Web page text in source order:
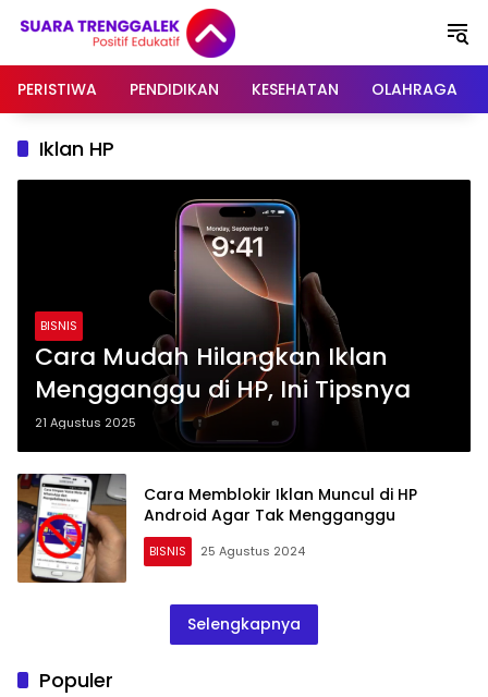
PERISTIWA
PENDIDIKAN KESEHATAN OLAHRAGA
Iklan HP
BISNIS
Cara Mudah Hilangkan Iklan
Mengganggu di HP, Ini Tipsnya
21 Agustus 2025
Cara Memblokir Iklan Muncul di HP
Android Agar Tak Mengganggu
BISNIS 25 Agustus 2024
Selengkapnya
Populer